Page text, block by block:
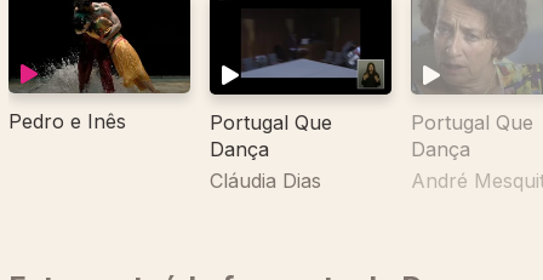
Pedro e Inês
Portugal Que
Dança
Cláudia Dias
Portugal Que
Dança
André